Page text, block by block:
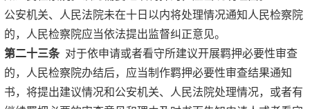
公安机关、人民法院未在十日以内将处理情况通知人民检察院
的，人民检察院应当依法提出监督纠正意见。
第二十三条对于依申请或者看守所建议开展羁押必要性审查
的，人民检察院办结后，应当制作羁押必要性审查结果通知
书，将提出建议情况和公安机关、人民法院处理情况，或者有